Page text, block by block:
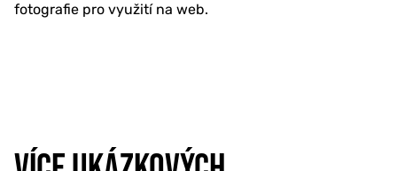
fotografie pro využití na web.